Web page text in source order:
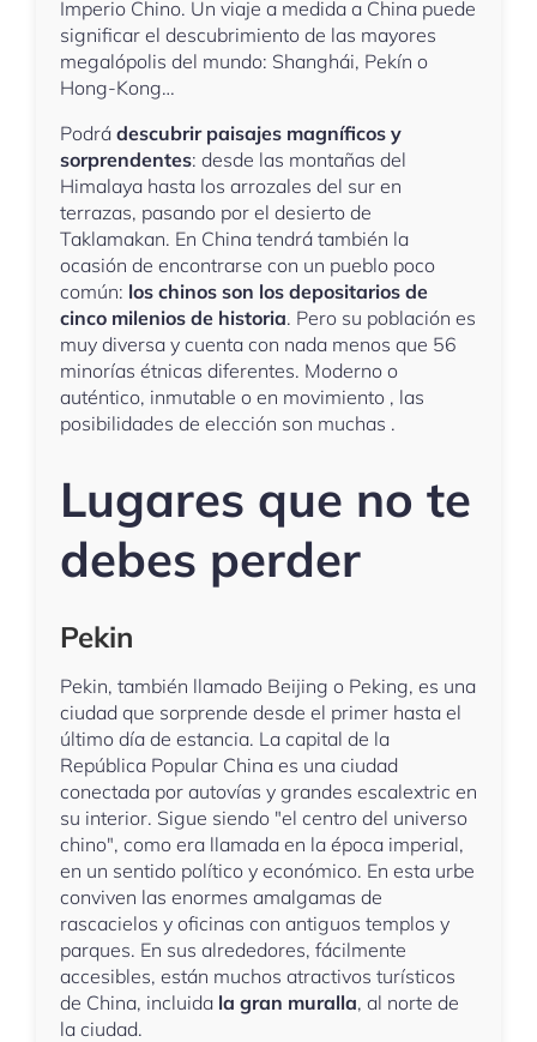
Imperio Chino. Un viaje a medida a China puede
significar el descubrimiento de las mayores
megalópolis del mundo: Shanghái, Pekín o
Hong-Kong…
Podrá descubrir paisajes magníficos y
sorprendentes: desde las montañas del
Himalaya hasta los arrozales del sur en
terrazas, pasando por el desierto de
Taklamakan. En China tendrá también la
ocasión de encontrarse con un pueblo poco
común: los chinos son los depositarios de
cinco milenios de historia. Pero su población es
muy diversa y cuenta con nada menos que 56
minorías étnicas diferentes. Moderno o
auténtico, inmutable o en movimiento , las
posibilidades de elección son muchas .
Lugares que no te
debes perder
Pekin
Pekin, también llamado Beijing o Peking, es una
ciudad que sorprende desde el primer hasta el
último día de estancia. La capital de la
República Popular China es una ciudad
conectada por autovías y grandes escalextric en
su interior. Sigue siendo "el centro del universo
chino", como era llamada en la época imperial,
en un sentido político y económico. En esta urbe
conviven las enormes amalgamas de
rascacielos y oficinas con antiguos templos y
parques. En sus alrededores, fácilmente
accesibles, están muchos atractivos turísticos
de China, incluida la gran muralla, al norte de
la ciudad.